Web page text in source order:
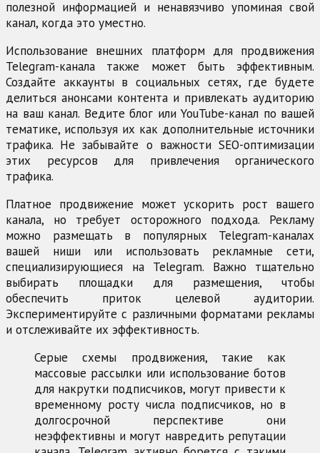
полезной информацией и ненавязчиво упоминая свой
канал, когда это уместно.
Использование внешних платформ для продвижения
Telegram-канала также может быть эффективным.
Создайте аккаунты в социальных сетях, где будете
делиться анонсами контента и привлекать аудиторию
на ваш канал. Ведите блог или YouTube-канал по вашей
тематике, используя их как дополнительные источники
трафика. Не забывайте о важности SEO-оптимизации
этих ресурсов для привлечения органического
трафика.
Платное продвижение может ускорить рост вашего
канала, но требует осторожного подхода. Рекламу
можно размещать в популярных Telegram-каналах
вашей ниши или использовать рекламные сети,
специализирующиеся на Telegram. Важно тщательно
выбирать площадки для размещения, чтобы
обеспечить приток целевой аудитории.
Экспериментируйте с различными форматами рекламы
и отслеживайте их эффективность.
Серые схемы продвижения, такие как
массовые рассылки или использование ботов
для накрутки подписчиков, могут привести к
временному росту числа подписчиков, но в
долгосрочной перспективе они
неэффективны и могут навредить репутации